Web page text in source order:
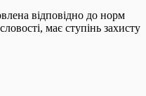
​​відповідно до норм
має ступінь захисту